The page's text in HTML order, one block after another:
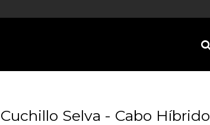
Cuchillo Selva - Cabo Híbrido